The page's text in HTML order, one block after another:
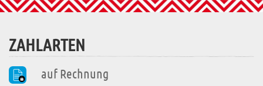
ZAHLARTEN
auf Rechnung